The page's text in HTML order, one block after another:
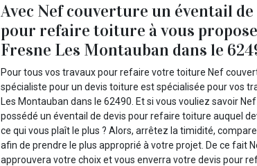
Avec Nef couverture un éventail de
pour refaire toiture à vous
Fresne Les Montauban dans le
Pour tous vos travaux pour refaire votre toiture Nef
spécialiste pour un devis toiture est spécialisée pour vos
Les Montauban dans le 62490. Et si vous vouliez savoir
possédé un éventail de devis pour refaire toiture auquel
ce qui vous plaît le plus ? Alors, arrêtez la timidité,
afin de prendre le plus approprié à votre projet. De ce fait
approuvera votre choix et vous enverra votre devis pour